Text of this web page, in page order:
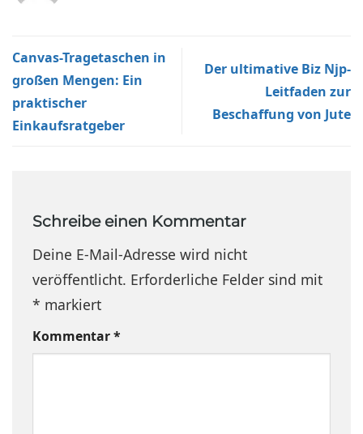
Canvas-Tragetaschen in
großen Mengen: Ein
praktischer
Einkaufsratgeber
Der ultimative Biz Njp-
Leitfaden zur
Beschaffung von Jute
Schreibe einen Kommentar
Deine E-Mail-Adresse wird nicht
veröffentlicht. Erforderliche Felder sind mit
* markiert
Kommentar*